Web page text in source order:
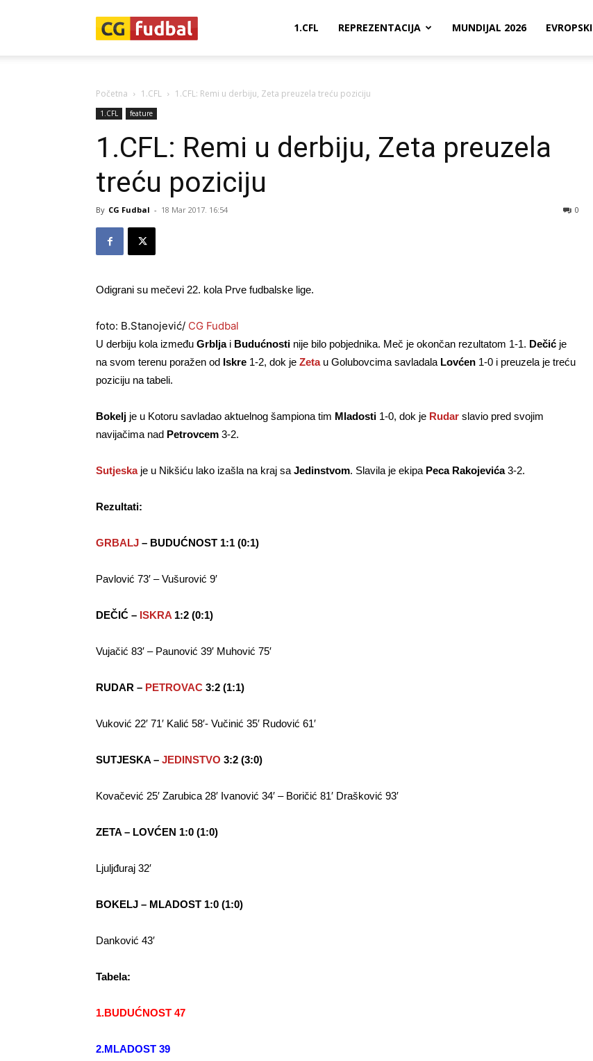
1.CFL REPREZENTACIJA MUNDIJAL 2026 EVROPSKI
Početna 1.CFL 1.CFL: Remi u derbiju, Zeta preuzela treću poziciju
1.CFL feature
1.CFL: Remi u derbiju, Zeta preuzela
treću poziciju
By CG Fudbal - 18 Mar 2017. 16:54 0
Odigrani su mečevi 22. kola Prve fudbalske lige.
foto: B.Stanojević/ CG Fudbal
U derbiju kola između Grbljai Budućnosti nije bilo pobjednika. Meč je okončan rezultatom 1-1. Dečić je
na svom terenu poražen od Iskre 1-2, dok je Zetau Golubovcima savladala Lovćen 1-0 i preuzela je treću
poziciju na tabeli.
Bokelj je u Kotoru savladao aktuelnog šampiona tim Mladosti 1-0, dok je Rudar slavio pred svojim
navijačima nad Petrovcem 3-2.
Sutjeskaje u Nikšiću lako izašla na kraj sa Jedinstvom. Slavila je ekipa Peca Rakojevića3-2.
Rezultati:
GRBALJ – BUDUĆNOST 1:1 (0:1)
Pavlović 73′ – Vušurović 9′
DEČIĆ – ISKRA 1:2 (0:1)
Vujačić 83′ – Paunović 39′ Muhović 75′
RUDAR – PETROVAC 3:2 (1:1)
Vuković 22′ 71′ Kalić 58′- Vučinić 35′ Rudović 61′
SUTJESKA – JEDINSTVO 3:2 (3:0)
Kovačević 25′ Zarubica 28′ Ivanović 34′ – Boričić 81′ Drašković 93′
ZETA – LOVĆEN 1:0 (1:0)
Ljuljđuraj 32′
BOKELJ – MLADOST 1:0 (1:0)
Danković 43′
Tabela:
1.BUDUĆNOST 47
2.MLADOST 39